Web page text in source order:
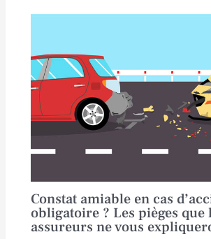
Constat amiable en cas
obligatoire ? Les pièges que
assureurs ne vous